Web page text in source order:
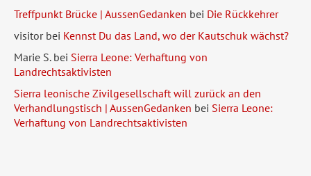
Treffpunkt Brücke | AussenGedanken bei Die Rückkehrer
visitorbei Kennst Du das Land, wo der Kautschuk wächst?
Marie S.bei Sierra Leone: Verhaftung von
Landrechtsaktivisten
Sierra leonische Zivilgesellschaft will zurück an den
Verhandlungstisch | AussenGedanken bei Sierra Leone:
Verhaftung von Landrechtsaktivisten